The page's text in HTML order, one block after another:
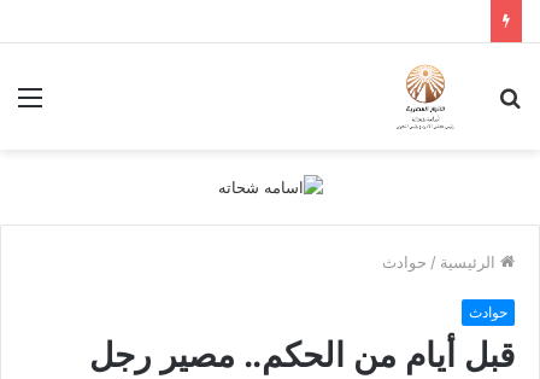
الرئيسية / حوادث
حوادث
قبل أيام من الحكم.. مصير رجل